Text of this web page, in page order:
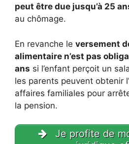
peut être due jusqu’à 25
au chômage.
En revanche le versement
alimentaire n’est pas
ans si l’enfant perçoit un
les parents peuvent obtenir
affaires familiales pour
la pension.
Je profite de